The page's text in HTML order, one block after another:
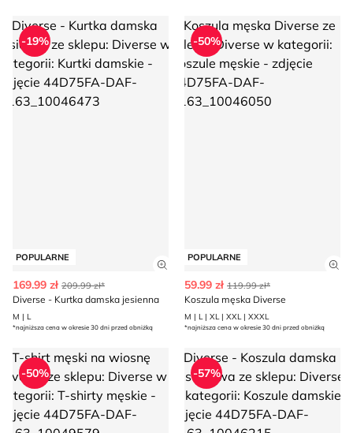
- Kurtka damska jesienna
POPULARNE
-19%
Zobacz szczegóły produktu
169.99 zł 209.99 zł*
Diverse - Kurtka damska jesienna
M | L
*najniższa cena w okresie 30 dni przed obniżką
Koszula męska Diverse
POPULARNE
-50%
59.99 zł 119.99 zł*
Koszula męska Diverse
M | L | XL | XXL | XXXL
*najniższa cena w okresie 30 dni przed obniżką
shirt męski na wiosnę Diverse
-50%
Diverse - Koszula damska
-57%